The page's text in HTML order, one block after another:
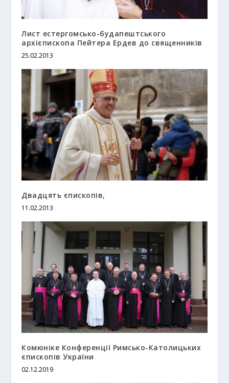
Лист естергомсько-будапештського
архієпископа Пейтера Ердев до священників
25.02.2013
Двадцять єпископів,
11.02.2013
Комюніке Конференції Римсько-Католицьких
єпископів України
02.12.2019